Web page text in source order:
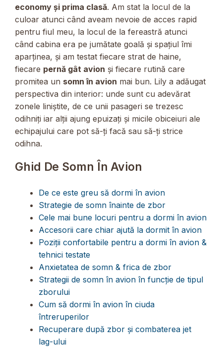
economy și prima clasă. Am stat la locul de la
culoar atunci când aveam nevoie de acces rapid
pentru fiul meu, la locul de la fereastră atunci
când cabina era pe jumătate goală și spațiul îmi
aparținea, și am testat fiecare strat de haine,
fiecare pernă gât avion și fiecare rutină care
promitea un somn în avion mai bun. Lily a adăugat
perspectiva din interior: unde sunt cu adevărat
zonele liniștite, de ce unii pasageri se trezesc
odihniți iar alții ajung epuizați și micile obiceiuri ale
echipajului care pot să-ți facă sau să-ți strice
odihna.
Ghid De Somn În Avion
De ce este greu să dormi în avion
Strategie de somn înainte de zbor
Cele mai bune locuri pentru a dormi în avion
Accesorii care chiar ajută la dormit în avion
Poziții confortabile pentru a dormi în avion &
tehnici testate
Anxietatea de somn & frica de zbor
Strategii de somn în avion în funcție de tipul
zborului
Cum să dormi în avion în ciuda
întreruperilor
Recuperare după zbor și combaterea jet
lag-ului